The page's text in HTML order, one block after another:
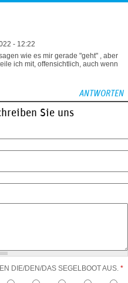
- 12:22
wie es mir gerade "geht" , aber
ich mit, offensichtlich, auch wenn
ANTWORTEN
Sie uns
DIE/DEN/DAS SEGELBOOT AUS. *